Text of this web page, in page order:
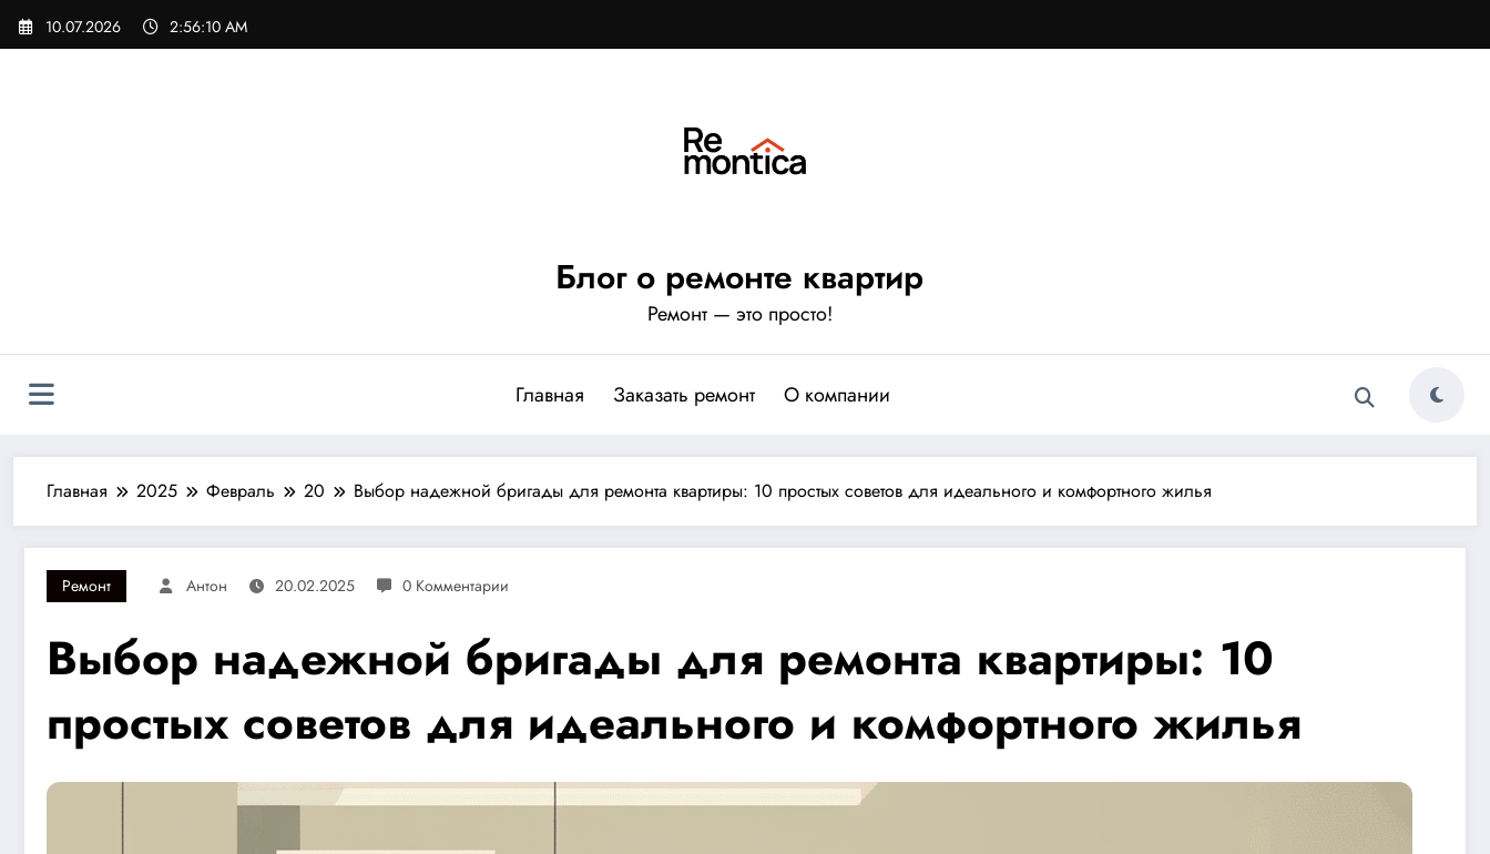
Перейти
10.07.2026 2:56:12 AM
Блог о ремонте квартир
Ремонт — это просто!
Главная Заказать ремонт О компании
Главная 2025 Февраль 20 Выбор надежной бригады для ремонта квартиры: 10 простых советов для идеального и комфортного жилья
Ремонт Антон 20.02.2025 0 Комментарии
Выбор надежной бригады для ремонта квартиры: 10
простых советов для идеального и комфортного жилья